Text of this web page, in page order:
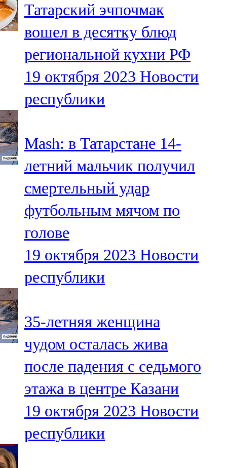
106,1 FM
Кама тамагы
71,51 FM
Кукмара
107,9 FM
102,1 FM
Мамадыш
106,2 FM
Минзәлә
107,3 FM
Мөслим
100,0 FM
104,7 FM
Олы Әтнә
71,42 FM
Сарман
107,8 FM
Теләче
Татарский эчпочмак
вошел в десятку блюд
региональной кухни РФ
19 октября 2023 Новости
республики
Mash: в Татарстане 14-
летний мальчик получил
смертельный удар
футбольным мячом по
голове
19 октября 2023 Новости
республики
35-летняя женщина
чудом осталась жива
после падения с седьмого
этажа в центре Казани
19 октября 2023 Новости
республики